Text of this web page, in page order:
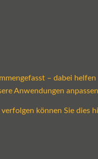
– dabei
Anwendungen
können Sie dies